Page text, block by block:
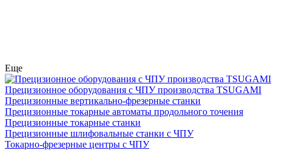
Еще
Прецизионное оборудования с ЧПУ производства TSUGAMI
Прецизионные вертикально-фрезерные станки
Прецизионные токарные автоматы продольного точения
Прецизионные токарные станки
Прецизионные шлифовальные станки с ЧПУ
Токарно-фрезерные центры с ЧПУ